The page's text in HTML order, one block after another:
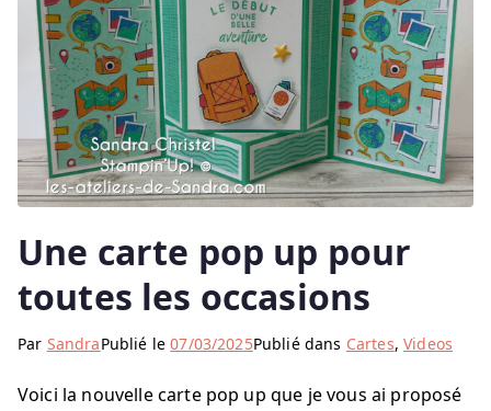
Une carte pop up pour
toutes les occasions
Par SandraPublié le07/03/2025Publié dans Cartes,Videos
Voici la nouvelle carte pop up que je vous ai proposé